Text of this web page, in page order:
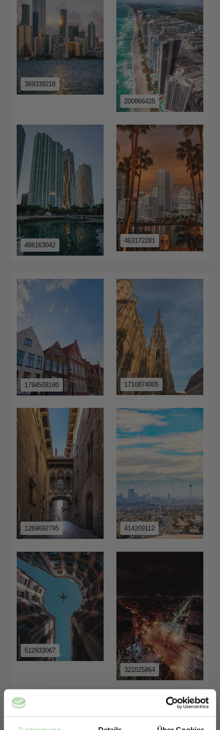
369339218
200866425
486163042
463172281
1794508180 1710874005
1269692795 414209112
512933067
321025864